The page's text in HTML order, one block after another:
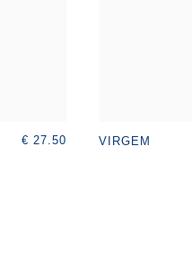
€ 27.50 VIRGEM